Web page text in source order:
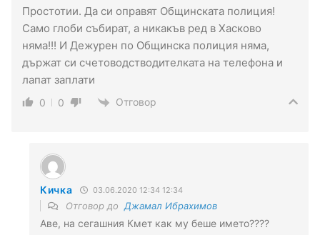
Простотии. Да си оправят Общинската полиция!
Само глоби събират, а никакъв ред в Хасково
няма!!! И Дежурен по Общинска полиция няма,
държат си счетоводстводителката на телефона и
лапат заплати
0 0 Отговор
Кичка 03.06.2020 12:34 12:34
Отговор до Джамал Ибрахимов
Аве, на сегашния Кмет как му беше името????